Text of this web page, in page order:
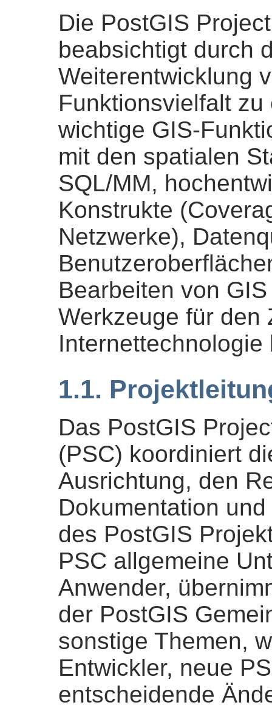
Die PostGIS
beabsichtigt durch
Weiterentwicklung
Funktionsvielfalt
wichtige GIS-
mit den spatialen
SQL/MM,
Konstrukte
Netzwerke),
Bearbeiten von
Werkzeuge für den
Internettechnologie
1.1.
Das PostGIS
(PSC) koordiniert
Ausrichtung, den
Dokumentation
des PostGIS
PSC allgemeine
Anwender,
der PostGIS
sonstige Themen,
Entwickler, neue
entscheidende